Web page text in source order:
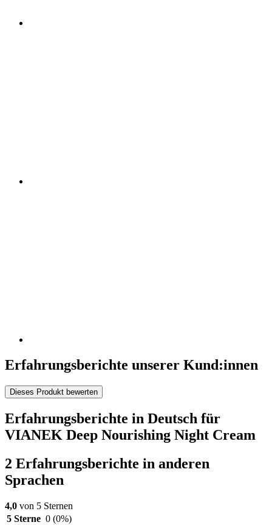
Erfahrungsberichte unserer Kund:innen
Dieses Produkt bewerten
Erfahrungsberichte in Deutsch für
VIANEK Deep Nourishing Night Cream
2 Erfahrungsberichte in anderen
Sprachen
4,0 von 5 Sternen
5 Sterne 0 (0%)